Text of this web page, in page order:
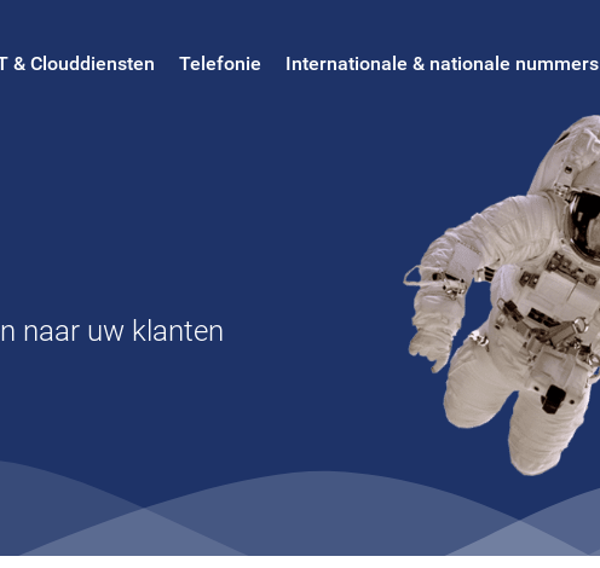
& Clouddiensten Telefonie Internationale & nationale nummers
naar uw klanten